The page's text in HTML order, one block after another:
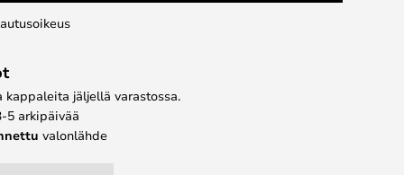
kappaleita jäljellä varastossa.
5 arkipäivää
valonlähde